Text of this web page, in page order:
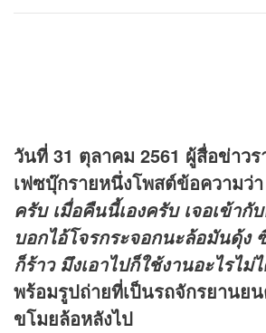
วันที่ 31 ตุลาคม 2561 ผู้สื่อข่าว
เฟซบุ๊กรายหนึ่งโพสต์ข้อความว่า
ครับ เมื่อคืนนี้เองครับ เจอเข้ากั
บอกไอ้โจรกระจอกนะล้อมันดุ้ง
ก็ร้าว มึงเอาไปก็ใช้งานอะไรไม่
พร้อมรูปถ่ายที่เป็นรถจักรยานย
ขโมยล้อหลังไป